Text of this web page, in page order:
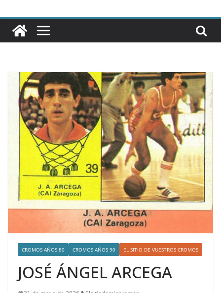
CROMOS AÑOS 80 CROMOS AÑOS 90 EL SITIO DE VUESTROS CROMOS
JOSÉ ÁNGEL ARCEGA